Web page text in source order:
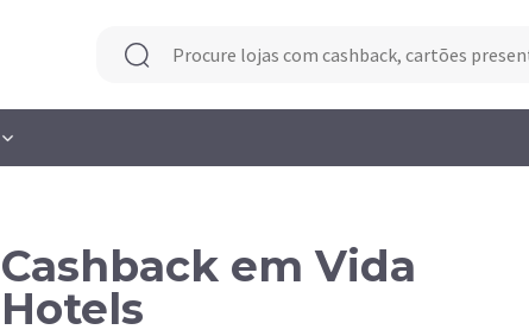
Cashback em Vida
Hotels